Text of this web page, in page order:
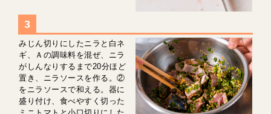
みじん切りにしたニラと白ネ
ギ、Ａの調味料を混ぜ、ニラ
がしんなりするまで20分ほど
置き、ニラソースを作る。②
をニラソースで和える。器に
盛り付け、食べやすく切った